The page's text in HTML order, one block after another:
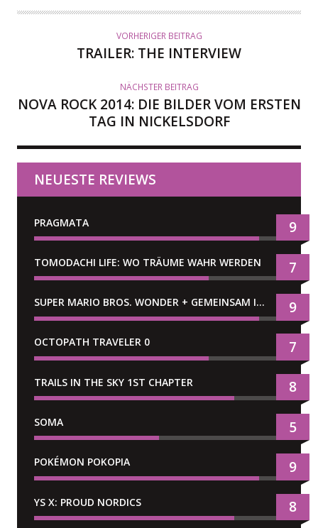
VORHERIGER BEITRAG
TRAILER: THE INTERVIEW
NÄCHSTER BEITRAG
NOVA ROCK 2014: DIE BILDER VOM ERSTEN
TAG IN NICKELSDORF
NEUESTE REVIEWS
PRAGMATA 9
TOMODACHI LIFE: WO TRÄUME WAHR WERDEN 7
SUPER MARIO BROS. WONDER + GEMEINSAM IM BELLABEL-PARK 9
OCTOPATH TRAVELER 0 7
TRAILS IN THE SKY 1ST CHAPTER 8
SOMA 5
POKÉMON POKOPIA 9
YS X: PROUD NORDICS 8